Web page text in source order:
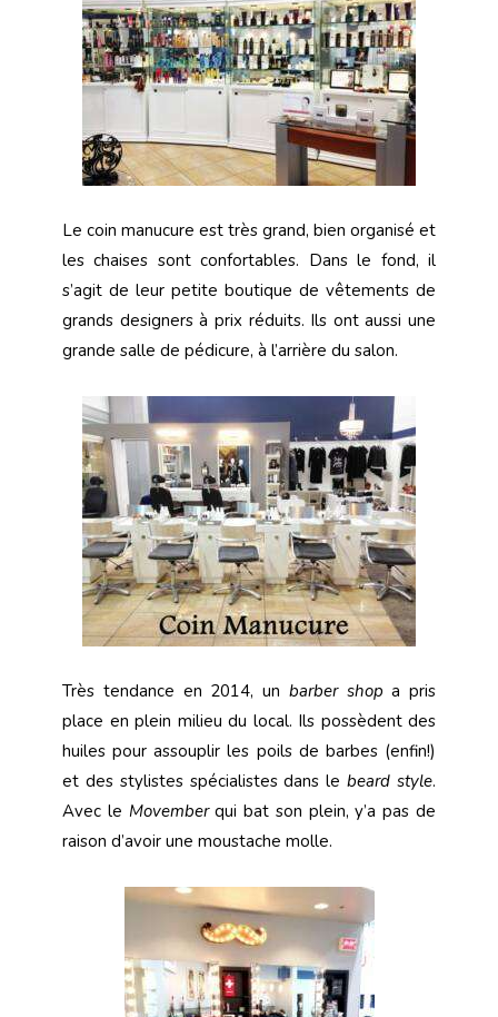
Le coin manucure est très grand, bien organisé et
les chaises sont confortables. Dans le fond, il
s’agit de leur petite boutique de vêtements de
grands designers à prix réduits. Ils ont aussi une
grande salle de pédicure, à l’arrière du salon.
Très tendance en 2014, un barber shop a pris
place en plein milieu du local. Ils possèdent des
huiles pour assouplir les poils de barbes (enfin!)
et des stylistes spécialistes dans lebeard style.
Avec le Movemberqui bat son plein, y’a pas de
raison d’avoir une moustache molle.